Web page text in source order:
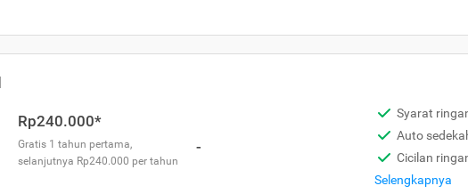
Rp240.000*
Gratis 1 tahun pertama,
selanjutnya Rp240.000 per tahun
-
Syarat
Auto
Cicilan
Selengkapnya